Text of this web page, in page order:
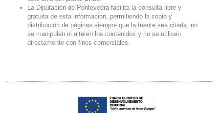
La Diputación de Pontevedra facilita la consulta libre y
gratuita de esta información, permitiendo la copia y
distribución de páginas siempre que la fuente sea citada, no
se manipulen ni alteren los contenidos y no se utilicen
directamente con fines comerciales.